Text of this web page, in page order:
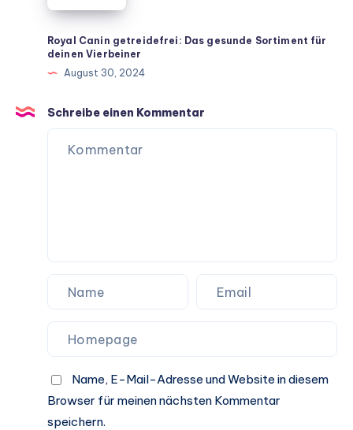
Rezepte
für
ein
langes
Royal Canin getreidefrei: Das gesunde Sortiment für
deinen Vierbeiner
August 30, 2024
Schreibe einen Kommentar
Name, E-Mail-Adresse und Website in diesem
Browser für meinen nächsten Kommentar
speichern.